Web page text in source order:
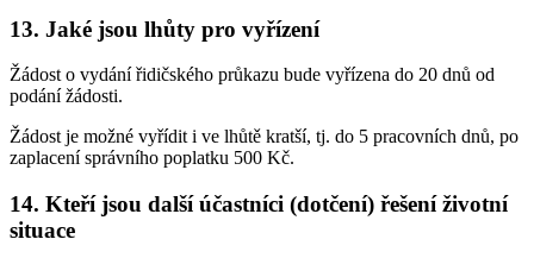
13. Jaké jsou lhůty pro vyřízení
Žádost o vydání řidičského průkazu bude vyřízena do 20 dnů od
podání žádosti.
Žádost je možné vyřídit i ve lhůtě kratší, tj. do 5 pracovních dnů, po
zaplacení správního poplatku 500 Kč.
14. Kteří jsou další účastníci (dotčení) řešení životní
situace